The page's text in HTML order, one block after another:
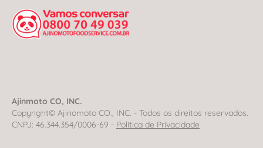
Ajinmoto CO, INC.
Copyright© Ajinomoto CO., INC. - Todos os direitos reservados.
CNPJ: 46.344.354/0006-69 - Política de Privacidade